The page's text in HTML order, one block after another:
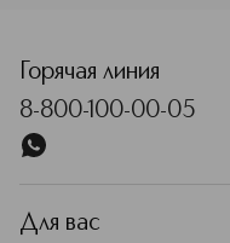
Горячая линия
8-800-100-00-05
Для вас